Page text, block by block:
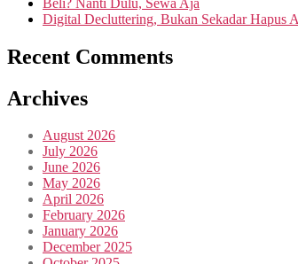
Digital Decluttering, Bukan Sekadar Hapus
Recent Comments
Archives
August 2026
July 2026
June 2026
May 2026
April 2026
February 2026
January 2026
December 2025